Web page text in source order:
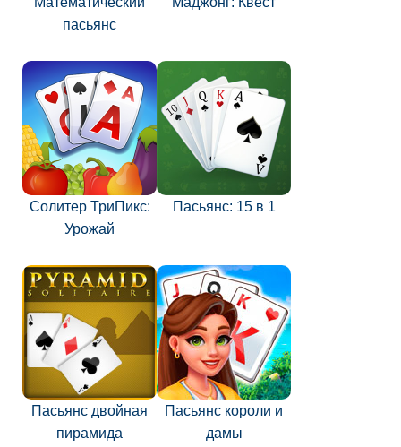
пасьянс
Солитер ТриПикс:
Урожай
Пасьянс: 15 в 1
Пасьянс двойная
пирамида
Пасьянс короли и
дамы